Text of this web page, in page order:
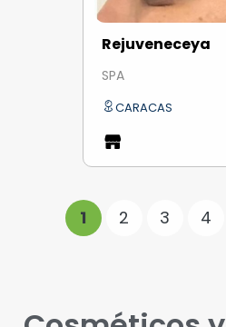
Rejuveneceya
SPA
CARACAS
1 2 3 4